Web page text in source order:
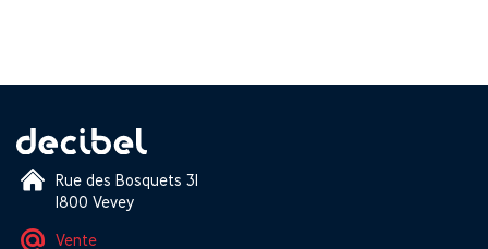
Rue des Bosquets 31
1800 Vevey
Vente